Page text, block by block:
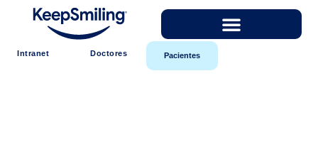
Intranet Doctores Pacientes